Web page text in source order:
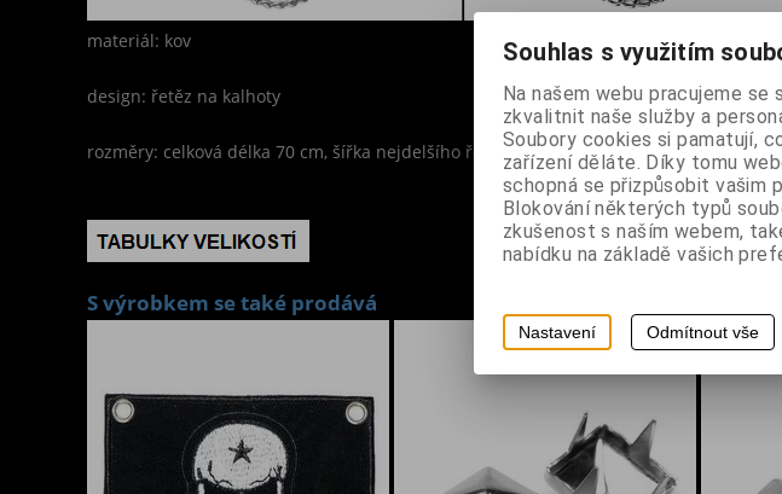
materiál: kov
design: řetěz na kalhoty
rozměry: celková délka 70 cm, šířka nejdelšího řetězu 1 cm
S výrobkem se také prodává
Souhlas s využitím
Na našem webu pracujeme
zkvalitnit naše služby a
Soubory cookies si pamatují,
zařízení děláte. Díky tomu
schopná se přizpůsobit vašim
Blokování některých typů
zkušenost s naším webem,
nabídku na základě vašich
Nastavení Odmítnout vše